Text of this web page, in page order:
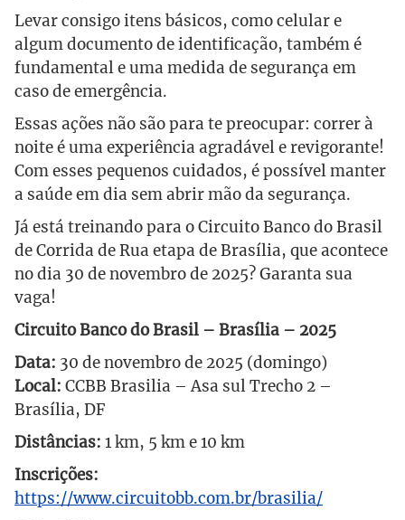
Levar consigo itens básicos, como celular e
algum documento de identificação, também é
fundamental e uma medida de segurança em
caso de emergência.
Essas ações não são para te preocupar: correr à
noite é uma experiência agradável e revigorante!
Com esses pequenos cuidados, é possível manter
a saúde em dia sem abrir mão da segurança.
Já está treinando para o Circuito Banco do Brasil
de Corrida de Rua etapa de Brasília, que acontece
no dia 30 de novembro de 2025? Garanta sua
vaga!
Circuito Banco do Brasil – Brasília – 2025
Data: 30 de novembro de 2025 (domingo)
Local: CCBB Brasilia – Asa sul Trecho 2 –
Brasília, DF
Distâncias: 1 km, 5 km e 10 km
Inscrições:
https://www.circuitobb.com.br/brasilia/